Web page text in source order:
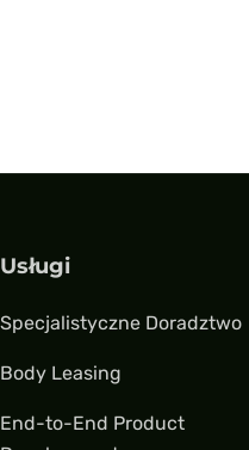
Usługi
Specjalistyczne Doradztwo
Body Leasing
End-to-End Product